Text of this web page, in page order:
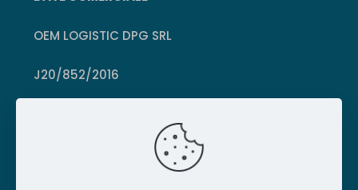
OEM LOGISTIC DPG SRL
J20/852/2016
Crișcior, Hunedoara